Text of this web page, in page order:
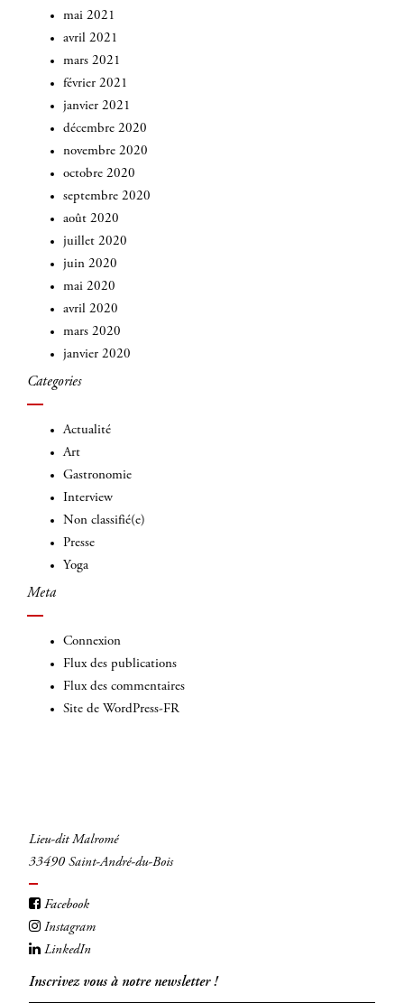
mai 2021
avril 2021
mars 2021
février 2021
janvier 2021
décembre 2020
novembre 2020
octobre 2020
septembre 2020
août 2020
juillet 2020
juin 2020
mai 2020
avril 2020
mars 2020
janvier 2020
Categories
Actualité
Art
Gastronomie
Interview
Non classifié(e)
Presse
Yoga
Meta
Connexion
Flux des publications
Flux des commentaires
Site de WordPress-FR
Lieu-dit Malromé
33490 Saint-André-du-Bois
Facebook
Instagram
LinkedIn
Inscrivez vous à notre newsletter !